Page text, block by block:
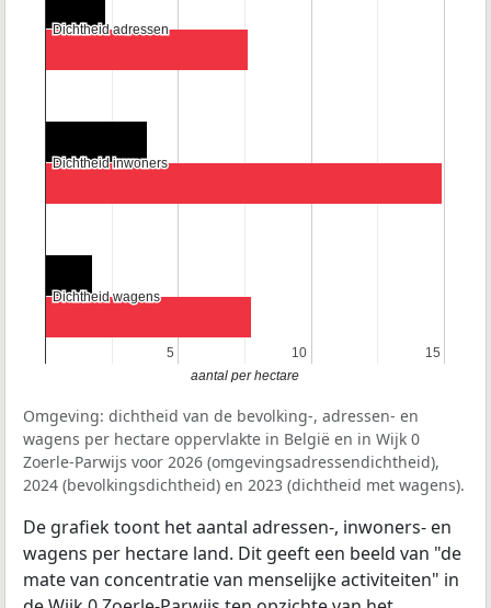
5
5 10
10 15
15
Dichtheid adressen
Dichtheid adressen
Dichtheid inwoners
Dichtheid inwoners
Dichtheid wagens
Dichtheid wagens
aantal per hectare
Omgeving: dichtheid van de bevolking-, adressen- en
wagens per hectare oppervlakte in België en in Wijk 0
Zoerle-Parwijs voor 2026 (omgevingsadressendichtheid),
2024 (bevolkingsdichtheid) en 2023 (dichtheid met wagens).
De grafiek toont het aantal adressen-, inwoners- en
wagens per hectare land. Dit geeft een beeld van "de
mate van concentratie van menselijke activiteiten" in